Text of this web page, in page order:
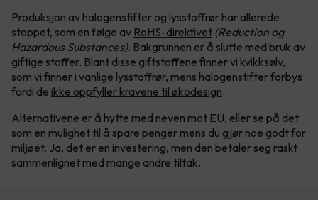
Produksjon av halogenstifter og lysstoffrør har allerede
stoppet, som en følge av RoHS-direktivet (Reduction og
Hazardous Substances). Bakgrunnen er å slutte med bruk av
giftige stoffer. Blant disse giftstoffene finner vi kvikksølv,
som vi finner i vanlige lysstoffrør, mens halogenstifter forbys
fordi de ikke oppfyller kravene til økodesign.
Alternativene er å hytte med neven mot EU, eller se på det
som en mulighet til å spare penger mens du gjør noe godt for
miljøet. Ja, det er en investering, men den betaler seg raskt
sammenlignet med mange andre tiltak.